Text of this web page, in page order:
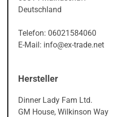
Deutschland
Telefon: 06021584060
E-Mail: info@ex-trade.net
Hersteller
Dinner Lady Fam Ltd.
GM House, Wilkinson Way